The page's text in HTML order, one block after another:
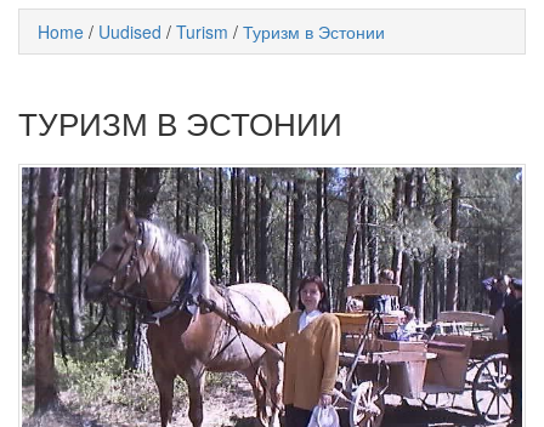
Home / Uudised / Turism / Туризм в Эстонии
ТУРИЗМ В ЭСТОНИИ